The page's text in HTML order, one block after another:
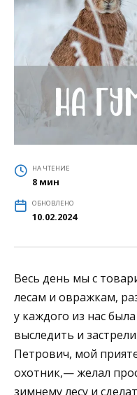
НА ЧТЕНИЕ
8 мин
ОБНОВЛЕНО
10.02.2024
Весь день мы с
лесам и овражкам,
у каждого из нас
выследить и
Петрович, мой
охотник,— желал
зимнему лесу и